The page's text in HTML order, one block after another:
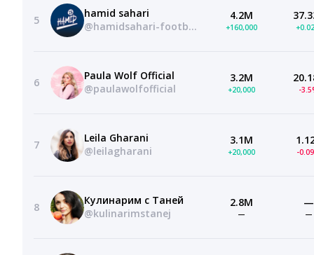
5
hamid sahari
@hamidsahari-football1
4.2M
+160,000
6
Paula Wolf Official
@paulawolfofficial
3.2M
+20,000 -
7
Leila Gharani
@leilagharani
3.1M
+20,000 -
8
Кулинарим с Таней
@kulinarimstanej
2.8M
—
—
—